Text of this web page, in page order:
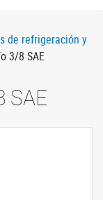
de refrigeración y
3/8 SAE
SAE